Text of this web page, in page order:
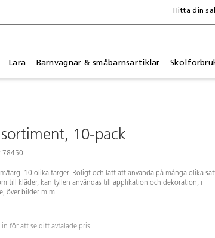
Lära Barnvagnar & småbarnsartiklar
Hitta din
10-pack
78450
färg. 10 olika färger. Roligt och lätt att använda på många olika
till kläder, kan tyllen användas till applikation och dekoration, i
över bilder m.m.
in för att se ditt avtalade pris.